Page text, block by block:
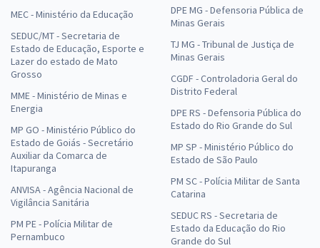
MEC - Ministério da Educação
SEDUC/MT - Secretaria de
Estado de Educação, Esporte e
Lazer do estado de Mato
Grosso
MME - Ministério de Minas e
Energia
MP GO - Ministério Público do
Estado de Goiás - Secretário
Auxiliar da Comarca de
Itapuranga
ANVISA - Agência Nacional de
Vigilância Sanitária
PM PE - Polícia Militar de
Pernambuco
DPE MG - Defensoria Pública de
Minas Gerais
TJ MG - Tribunal de Justiça de
Minas Gerais
CGDF - Controladoria Geral do
Distrito Federal
DPE RS - Defensoria Pública do
Estado do Rio Grande do Sul
MP SP - Ministério Público do
Estado de São Paulo
PM SC - Polícia Militar de Santa
Catarina
SEDUC RS - Secretaria de
Estado da Educação do Rio
Grande do Sul